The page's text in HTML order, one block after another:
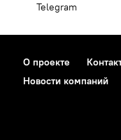
Telegram
О проекте
Новости компаний